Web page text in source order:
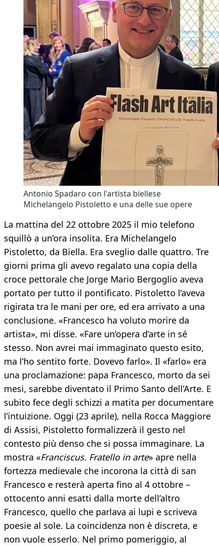
Antonio Spadaro con l'artista biellese
Michelangelo Pistoletto e una delle sue opere
La mattina del 22 ottobre 2025 il mio telefono
squillò a un’ora insolita. Era Michelangelo
Pistoletto, da Biella. Era sveglio dalle quattro. Tre
giorni prima gli avevo regalato una copia della
croce pettorale che Jorge Mario Bergoglio aveva
portato per tutto il pontificato. Pistoletto l’aveva
rigirata tra le mani per ore, ed era arrivato a una
conclusione. «Francesco ha voluto morire da
artista», mi disse. «Fare un’opera d’arte in sé
stesso. Non avrei mai immaginato questo esito,
ma l’ho sentito forte. Dovevo farlo». Il «farlo» era
una proclamazione: papa Francesco, morto da sei
mesi, sarebbe diventato il Primo Santo dell’Arte. E
subito fece degli schizzi a matita per documentare
l’intuizione. Oggi (23 aprile), nella Rocca Maggiore
di Assisi, Pistoletto formalizzerà il gesto nel
contesto più denso che si possa immaginare. La
mostra «Franciscus. Fratello in arte» apre nella
fortezza medievale che incorona la città di san
Francesco e resterà aperta fino al 4 ottobre –
ottocento anni esatti dalla morte dell’altro
Francesco, quello che parlava ai lupi e scriveva
poesie al sole. La coincidenza non è discreta, e
non vuole esserlo. Nel primo pomeriggio, al